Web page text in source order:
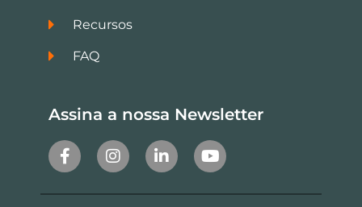
Recursos
FAQ
Assina a nossa Newsletter